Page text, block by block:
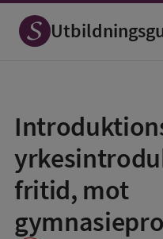
fritid, mot
som
favorit